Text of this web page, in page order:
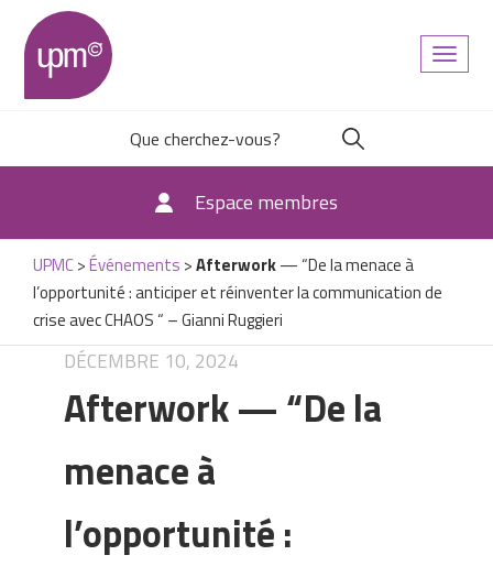
Espace membres
UPMC>Événements >Afterwork— “De la menace à
l’opportunité : anticiper et réinventer la communication de
crise avec CHAOS “ – Gianni Ruggieri
DÉCEMBRE 10, 2024
Afterwork— “De la
menace à
l’opportunité :